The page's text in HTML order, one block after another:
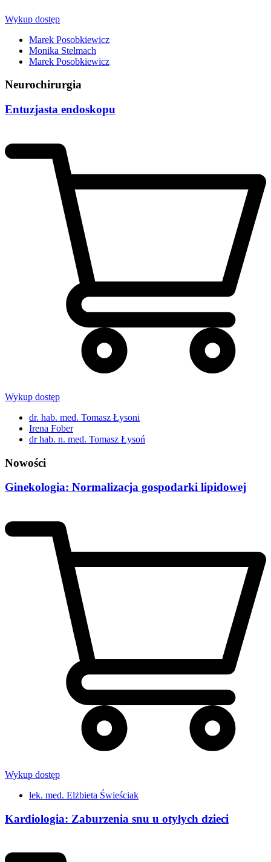
Wykup dostęp
Marek Posobkiewicz
Monika Stelmach
Marek Posobkiewicz
Neurochirurgia
Entuzjasta endoskopu
Wykup dostęp
dr. hab. med. Tomasz Łysoni
Irena Fober
dr hab. n. med. Tomasz Łysoń
Nowości
Ginekologia: Normalizacja gospodarki lipidowej
Wykup dostęp
lek. med. Elżbieta Świeściak
Kardiologia: Zaburzenia snu u otyłych dzieci